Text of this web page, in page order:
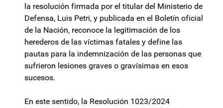
la resolución firmada por el titular del Ministerio de
Defensa, Luis Petri, y publicada en el Boletín oficial
de la Nación, reconoce la legitimación de los
herederos de las víctimas fatales y define las
pautas para la indemnización de las personas que
sufrieron lesiones graves o gravísimas en esos
sucesos.
En este sentido, la Resolución 1023/2024